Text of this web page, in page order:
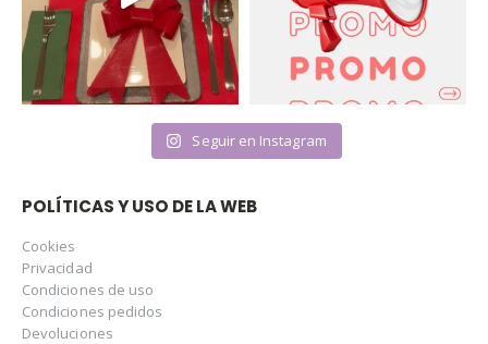
Seguir en Instagram
POLÍTICAS Y USO DE LA WEB
Cookies
Privacidad
Condiciones de uso
Condiciones pedidos
Devoluciones